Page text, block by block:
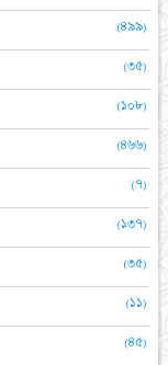
(৪৯৯)
(৩৫)
(১০৮)
(৪৬৬)
(৭)
(১৩৭)
(৩৫)
(১১)
(৪৫)